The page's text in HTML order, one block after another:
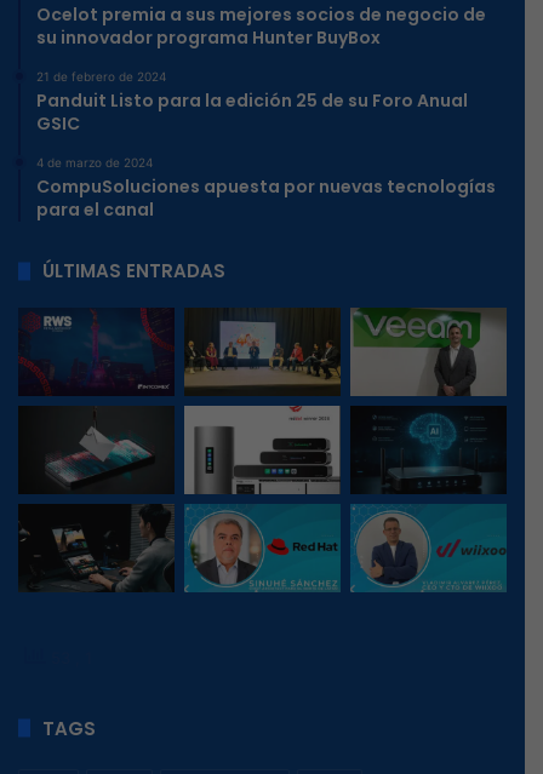
Ocelot premia a sus mejores socios de negocio de
su innovador programa Hunter BuyBox
21 de febrero de 2024
Panduit Listo para la edición 25 de su Foro Anual
GSIC
4 de marzo de 2024
CompuSoluciones apuesta por nuevas tecnologías
para el canal
ÚLTIMAS ENTRADAS
TAGS